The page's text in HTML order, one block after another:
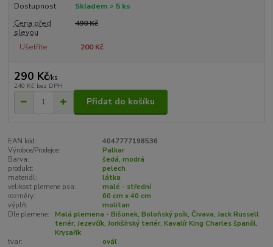
Dostupnost
Skladem > 5 ks
Cena před
slevou
490 Kč
Ušetříte 200 Kč
290 Kč/ks
240 Kč bez DPH
Přidat do košíku
EAN kód:
4047777198536
Výrobce/Prodejce:
Palkar
Barva:
šedá, modrá
produkt:
pelech
materiál:
látka
velikost plemene psa:
malé - střední
rozměry:
60 cm x 40 cm
výplň:
molitan
Dle plemene:
Malá plemena - Bišonek, Boloňský psík, Čivava, Jack Russell
teriér, Jezevčík, Jorkšírský teriér, Kavalír King Charles španěl,
Krysařík
tvar:
ovál